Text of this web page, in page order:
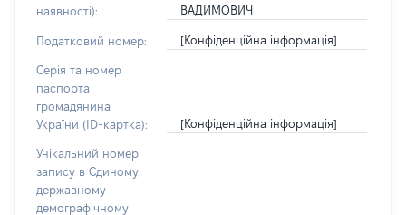
наявності):
ВАДИМОВИЧ
Податковий номер: [Конфіденційна інформація]
Серія та номер
паспорта
громадянина
України (ID-картка):
[Конфіденційна інформація]
Унікальний номер
запису в Єдиному
державному
демографічному